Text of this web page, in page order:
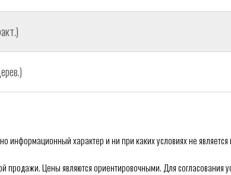
информационный характер и ни при каких условиях не
Цены являются ориентировочными. Для согласования